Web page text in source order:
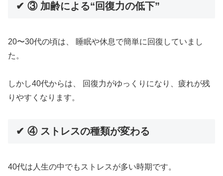
✔ ③ 加齢による“回復力の低下”
20〜30代の頃は、 睡眠や休息で簡単に回復していまし
た。
しかし40代からは、 回復力がゆっくりになり、疲れが残
りやすくなります。
✔ ④ ストレスの種類が変わる
40代は人生の中でもストレスが多い時期です。